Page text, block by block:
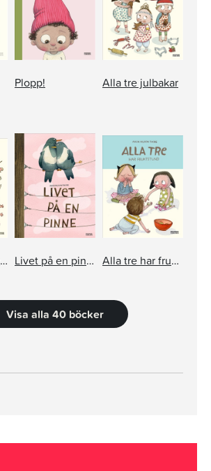
Plopp! Alla tre julbakar
Alla tre på utflykt med förskolan Ärtan Livet på en pinne Alla tre har fruktstund
Visa alla 40 böcker